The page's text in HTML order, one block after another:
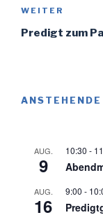
Nächster
Beitrag
WEITER
Predigt zum
AUG.
9
10:30 -
AUG.
16
9:00 -